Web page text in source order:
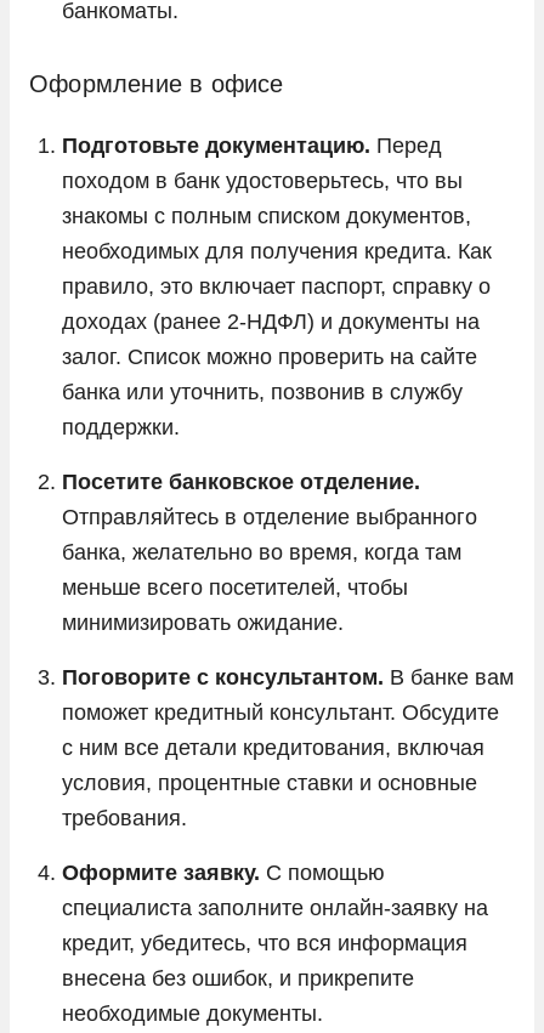
банкоматы.
Оформление в офисе
Подготовьте документацию. Перед
походом в банк удостоверьтесь, что вы
знакомы с полным списком документов,
необходимых для получения кредита. Как
правило, это включает паспорт, справку о
доходах (ранее 2-НДФЛ) и документы на
залог. Список можно проверить на сайте
банка или уточнить, позвонив в службу
поддержки.
Посетите банковское отделение.
Отправляйтесь в отделение выбранного
банка, желательно во время, когда там
меньше всего посетителей, чтобы
минимизировать ожидание.
Поговорите с консультантом. В банке вам
поможет кредитный консультант. Обсудите
с ним все детали кредитования, включая
условия, процентные ставки и основные
требования.
Оформите заявку. С помощью
специалиста заполните онлайн-заявку на
кредит, убедитесь, что вся информация
внесена без ошибок, и прикрепите
необходимые документы.